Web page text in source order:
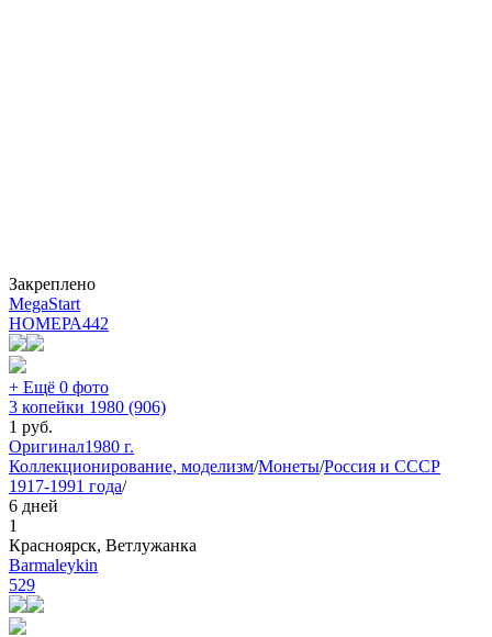
Закреплено
MegaStart
НОМЕРА442
+ Ещё 0 фото
3 копейки 1980 (906)
1 руб.
Оригинал1980 г.
Коллекционирование, моделизм/Монеты/Россия и СССР
1917-1991 года/
6 дней
1
Красноярск, Ветлужанка
Barmaleykin
529